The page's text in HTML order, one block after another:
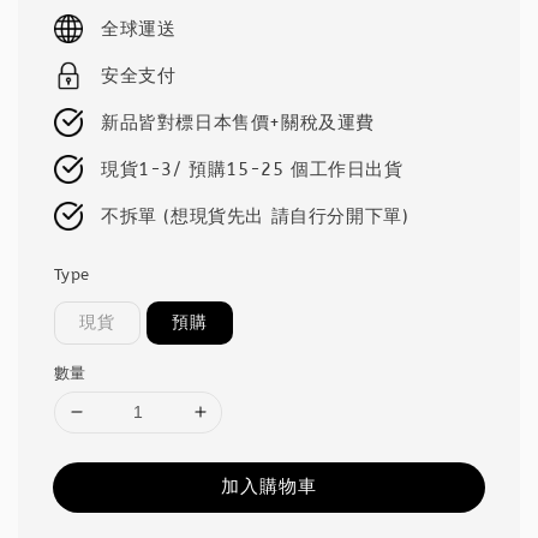
price
全球運送
安全支付
新品皆對標日本售價+關稅及運費
現貨1-3/ 預購15-25 個工作日出貨
不拆單 (想現貨先出 請自行分開下單)
Type
現貨 預購
數量
加入購物車